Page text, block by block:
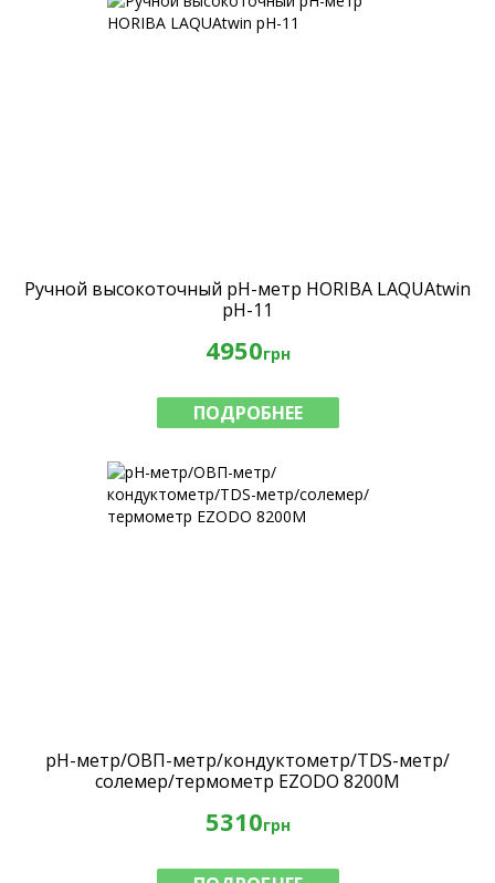
Ручной высокоточный рН-метр HORIBA LAQUAtwin
pH-11
4950грн
ПОДРОБНЕЕ
pH-метр/ОВП-метр/кондуктометр/TDS-метр/
солемер/термометр EZODO 8200M
5310грн